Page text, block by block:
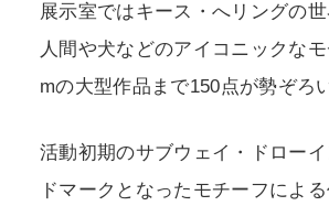
展示室ではキース・へリングの世
人間や犬などのアイコニックな
mの大型作品まで150点が勢ぞろ
活動初期のサブウェイ・ドロー
ドマークとなったモチーフによ